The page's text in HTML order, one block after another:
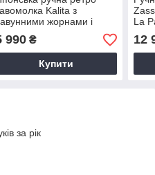
Kalita з
жорнами і
у вінтажному
990₴
Купити
La
12
за рік